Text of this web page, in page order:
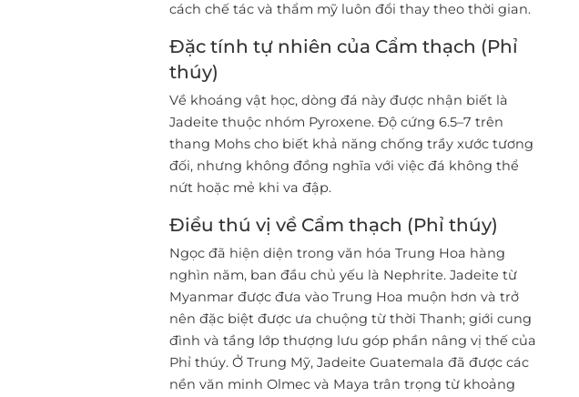
cách chế tác và thẩm mỹ luôn đổi thay theo thời gian.
Đặc tính tự nhiên của Cẩm thạch (Phỉ
thúy)
Về khoáng vật học, dòng đá này được nhận biết là
Jadeite thuộc nhóm Pyroxene. Độ cứng 6.5–7 trên
thang Mohs cho biết khả năng chống trầy xước tương
đối, nhưng không đồng nghĩa với việc đá không thể
nứt hoặc mẻ khi va đập.
Điều thú vị về Cẩm thạch (Phỉ thúy)
Ngọc đã hiện diện trong văn hóa Trung Hoa hàng
nghìn năm, ban đầu chủ yếu là Nephrite. Jadeite từ
Myanmar được đưa vào Trung Hoa muộn hơn và trở
nên đặc biệt được ưa chuộng từ thời Thanh; giới cung
đình và tầng lớp thượng lưu góp phần nâng vị thế của
Phỉ thúy. Ở Trung Mỹ, Jadeite Guatemala đã được các
nền văn minh Olmec và Maya trân trọng từ khoảng